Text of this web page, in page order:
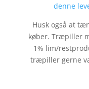
denne
Husk også at
køber. Træpiller
1% lim/
træpiller gerne